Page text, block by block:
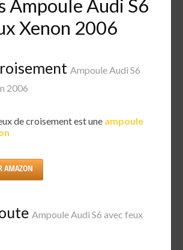
Ampoule Audi S6
Xenon 2006
Ampoule Audi S6
2006
de croisement est une ampoule
AMAZON
Ampoule Audi S6 avec feux